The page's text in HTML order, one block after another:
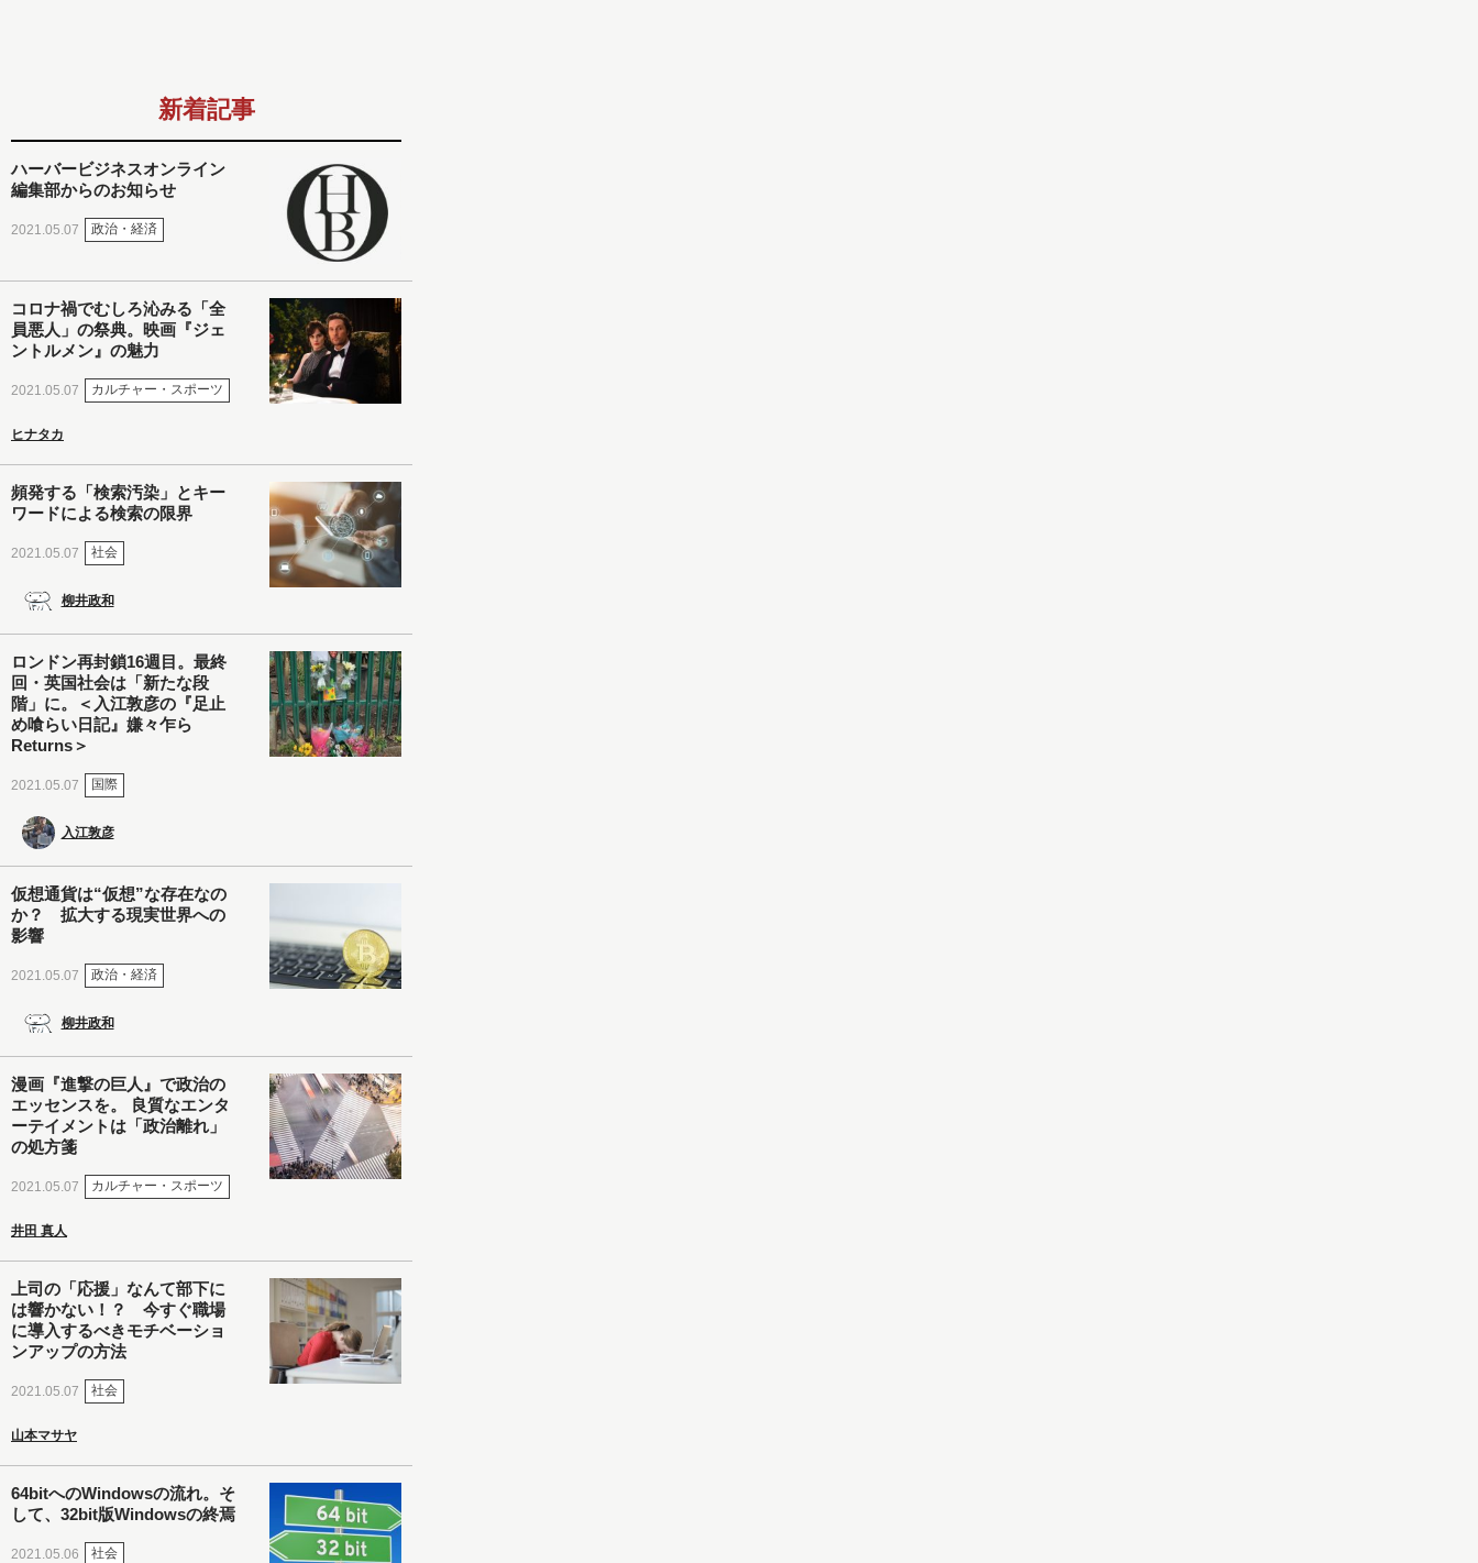
新着記事
ハーバービジネスオンライン
編集部からのお知らせ
2021.05.07 政治・経済
コロナ禍でむしろ沁みる「全
員悪人」の祭典。映画『ジェ
ントルメン』の魅力
2021.05.07 カルチャー・スポーツ
ヒナタカ
頻発する「検索汚染」とキー
ワードによる検索の限界
2021.05.07 社会
柳井政和
ロンドン再封鎖16週目。最終
回・英国社会は「新たな段
階」に。＜入江敦彦の『足止
め喰らい日記』嫌々乍ら
Returns＞
2021.05.07 国際
入江敦彦
仮想通貨は“仮想”な存在なの
か？ 拡大する現実世界への
影響
2021.05.07 政治・経済
柳井政和
漫画『進撃の巨人』で政治の
エッセンスを。 良質なエンタ
ーテイメントは「政治離れ」
の処方箋
2021.05.07 カルチャー・スポーツ
井田 真人
上司の「応援」なんて部下に
は響かない！？ 今すぐ職場
に導入するべきモチベーショ
ンアップの方法
2021.05.07 社会
山本マサヤ
64bitへのWindowsの流れ。そ
して、32bit版Windowsの終焉
2021.05.06 社会